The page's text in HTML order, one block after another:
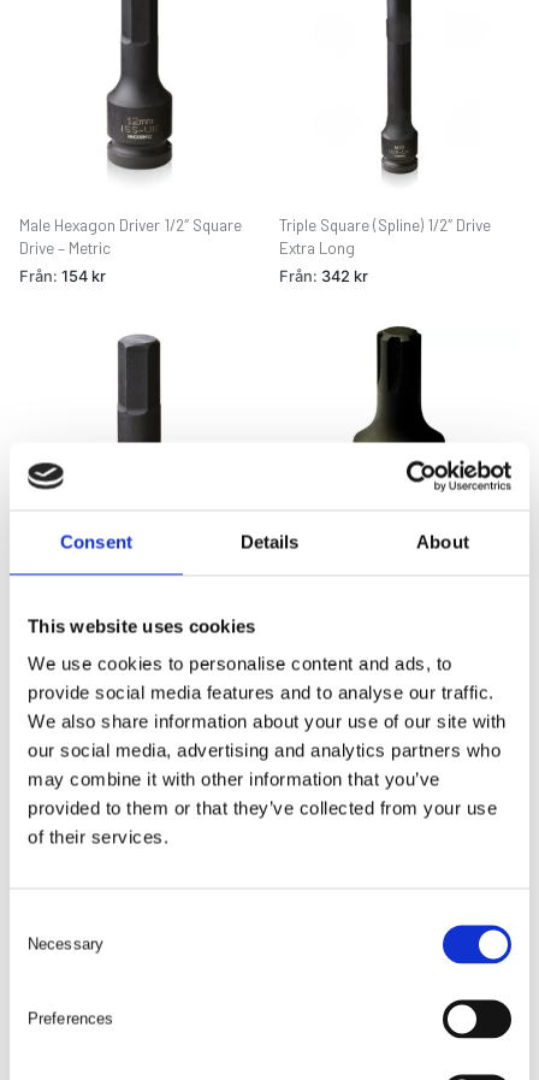
Consent Details About
This website uses cookies
We use cookies to personalise content and ads, to
provide social media features and to analyse our traffic.
We also share information about your use of our site with
our social media, advertising and analytics partners who
may combine it with other information that you’ve
provided to them or that they’ve collected from your use
of their services.
Necessary
Preferences
Male Hexagon Driver 1/2″ Square
Drive – Metric
Från: 154 kr
Triple Square (Spline) 1/2″ Drive
Extra Long
Från: 342 kr
Drive – A/F
Från:342kr
Male Hexagon Driver 3/4″ Square